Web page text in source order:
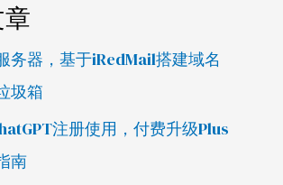
务器，基于iRedMail搭建域名
圾箱
注册使用，付费升级Plus
南